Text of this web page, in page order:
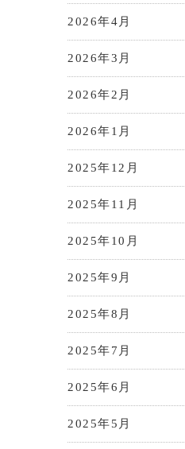
2026年4月
2026年3月
2026年2月
2026年1月
2025年12月
2025年11月
2025年10月
2025年9月
2025年8月
2025年7月
2025年6月
2025年5月